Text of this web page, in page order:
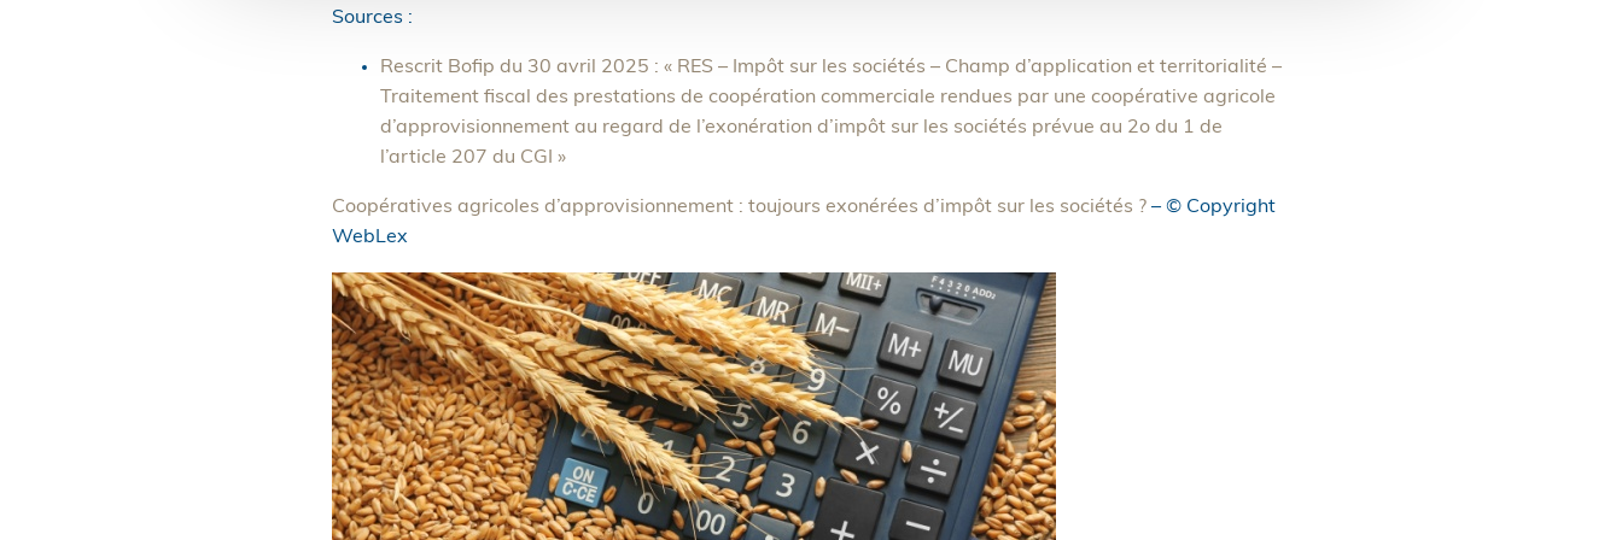
Sources :
Rescrit Bofip du 30 avril 2025 : « RES – Impôt sur les sociétés – Champ d’application et territorialité –
Traitement fiscal des prestations de coopération commerciale rendues par une coopérative agricole
d’approvisionnement au regard de l’exonération d’impôt sur les sociétés prévue au 2o du 1 de
l’article 207 du CGI »
Coopératives agricoles d’approvisionnement : toujours exonérées d’impôt sur les sociétés ?– © Copyright
WebLex